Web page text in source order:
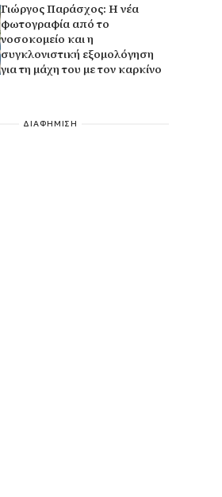
Γιώργος Παράσχος: Η νέα
φωτογραφία από το
νοσοκομείο και η
συγκλονιστική εξομολόγηση
για τη μάχη του με τον καρκίνο
ΔΙΑΦΗΜΙΣΗ